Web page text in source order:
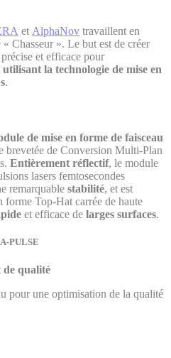
et AlphaNov travaillent en
Chasseur ». Le but est de créer
et efficace pour
la technologie de mise en
.
de mise en forme de faisceau
brevetée de Conversion Multi-Plan
Entièrement réflectif, le module
lasers femtosecondes
remarquable stabilité, et est
forme Top-Hat carrée de haute
et efficace de larges surfaces.
PULSE
de qualité
pour une optimisation de la qualité